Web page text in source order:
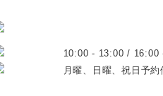
10:00 - 13:00 / 16:00
月曜、日曜、祝日予